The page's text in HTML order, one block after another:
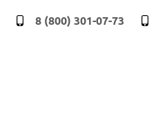
8 (800) 301-07-73